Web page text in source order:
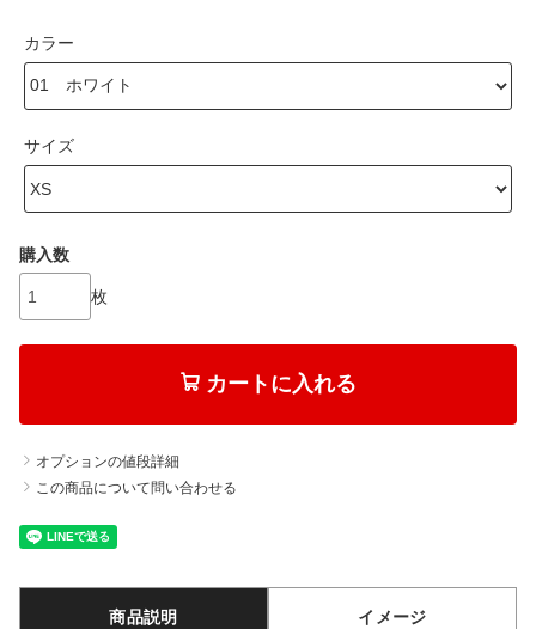
カラー
サイズ
購入数
枚
カートに入れる
オプションの値段詳細
この商品について問い合わせる
商品説明 イメージ